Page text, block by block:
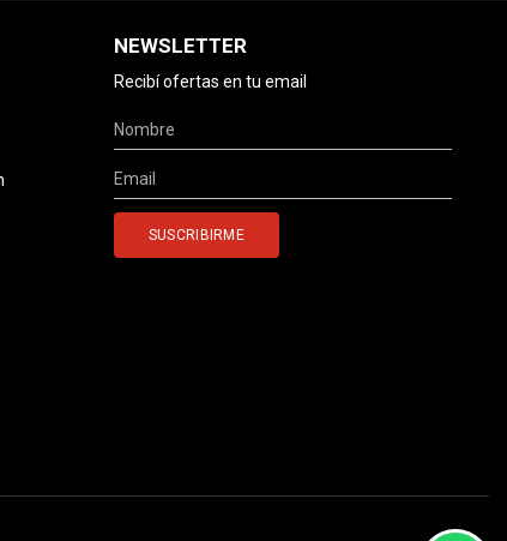
NEWSLETTER
Recibí ofertas en tu email